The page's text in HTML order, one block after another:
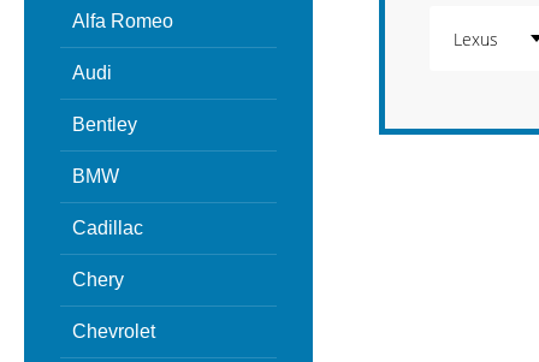
Alfa Romeo
Audi
Bentley
BMW
Cadillac
Chery
Chevrolet